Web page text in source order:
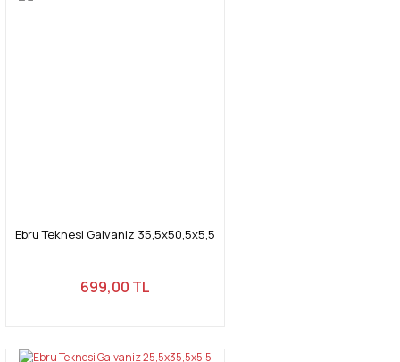
Ebru Teknesi Galvaniz 35,5x50,5x5,5
699,00 TL